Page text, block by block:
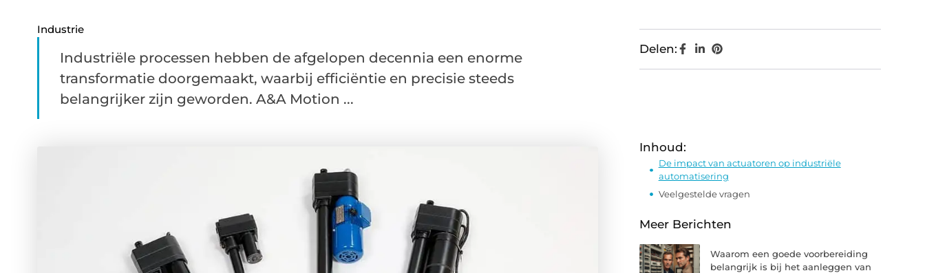
Industrie
Industriële processen hebben de afgelopen decennia een enorme
transformatie doorgemaakt, waarbij efficiëntie en precisie steeds
belangrijker zijn geworden. A&A Motion ...
Delen:
Inhoud:
De impact van actuatoren op industriële
automatisering
Veelgestelde vragen
Meer Berichten
Waarom een goede voorbereiding
belangrijk is bij het aanleggen van